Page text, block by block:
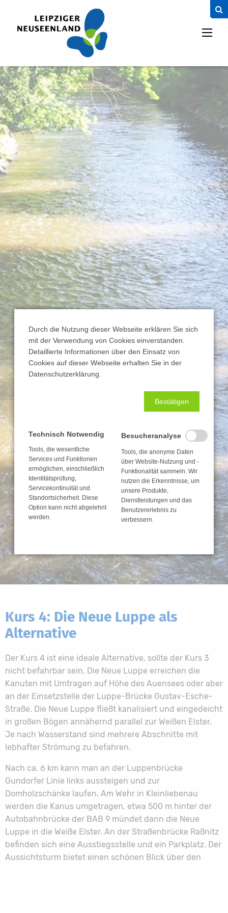
Kurs 4: Die Neue Luppe als
Alternative
Der Kurs 4 ist eine ideale Alternative, sollte der Kurs 3
nicht befahrbar sein. Die Neue Luppe erreichen die
Kanuten mit Umtragen auf Höhe des Auensees oder aber
an der Einsetzstelle der Luppe-Brücke Gustav-Esche-
Straße. Die Neue Luppe fließt kanalisiert und eingedeicht
in großen Bögen annähernd parallel zur Weißen Elster.
Je nach Wasserstand sind mehrere Abschnitte mit
lebhafter Strömung zu befahren.
Nach ca. 6 km kann man an der Luppenbrücke
Gundorfer Linie links aussteigen und zur
Domholzschänke laufen. Am Wehr in Kleinliebenau
werden die Kanus umgetragen, etwa 500 m hinter der
Autobahnbrücke der BAB 9 mündet dann die Neue
Luppe in die Weiße Elster. An der Straßenbrücke Raßnitz
befinden sich eine Ausstiegsstelle und ein Parkplatz. Der
Aussichtsturm bietet einen schönen Blick über den
Durch die Nutzung dieser Webseite erklären Sie sich
mit der Verwendung von Cookies einverstanden.
Detaillierte Informationen über den Einsatz von
Cookies auf dieser Webseite erhalten Sie in der
Datenschutzerklärung.
Bestätigen
Technisch Notwendig
Tools, die wesentliche
Services und Funktionen
ermöglichen, einschließlich
Identitätsprüfung,
Servicekontinuität und
Standortsicherheit. Diese
Option kann nicht abgelehnt
werden.
Besucheranalyse
Tools, die anonyme Daten
über Website-Nutzung und -
Funktionalität sammeln. Wir
nutzen die Erkenntnisse, um
unsere Produkte,
Dienstleistungen und das
Benutzererlebnis zu
verbessern.